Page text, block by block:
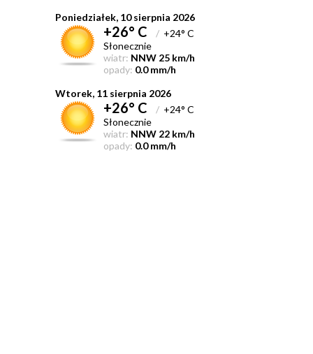
Poniedziałek, 10 sierpnia 2026
+26° C /+24° C
Słonecznie
wiatr: NNW 25 km/h
opady: 0.0 mm/h
Wtorek, 11 sierpnia 2026
+26° C /+24° C
Słonecznie
wiatr: NNW 22 km/h
opady: 0.0 mm/h